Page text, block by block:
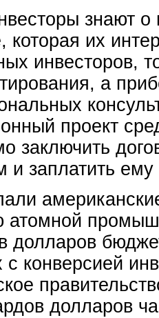
знают о
которая их
инвесторов,
а
проект
заключить
и заплатить
атомной
долларов
с конверсией
долларов